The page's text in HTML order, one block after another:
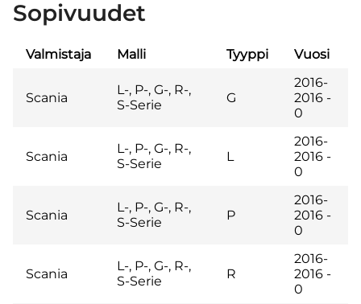
Sopivuudet
Valmistaja Malli Tyyppi Vuosi
Scania
L-, P-, G-, R-,
S-Serie
G
2016-
2016 -
0
Scania
L-, P-, G-, R-,
S-Serie
L
2016-
2016 -
0
Scania
L-, P-, G-, R-,
S-Serie
P
2016-
2016 -
0
Scania
L-, P-, G-, R-,
S-Serie
R
2016-
2016 -
0